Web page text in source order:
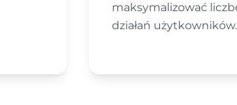
maksymalizować
działań użytkowników.